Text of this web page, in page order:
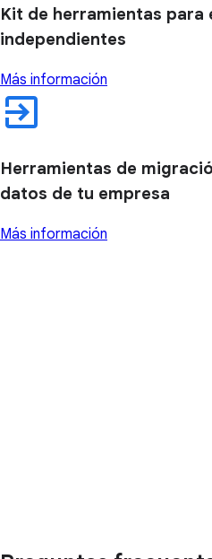
Kit de herramientas para
independientes
Más información
Herramientas de
datos de tu empresa
Más información